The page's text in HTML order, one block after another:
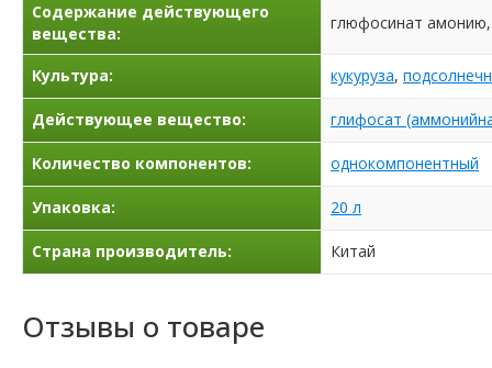
Содержание действующего
вещества:
глюфосинат амонию,
Культура: кукуруза,
Действующее вещество: глифосат
Количество компонентов: однокомпонентный
Упаковка: 20 л
Страна производитель: Китай
Отзывы о товаре